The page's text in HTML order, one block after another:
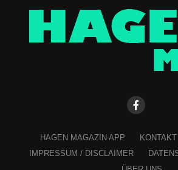
HAGEN MAGAZIN APP KONTAKT
IMPRESSUM / DISCLAIMER